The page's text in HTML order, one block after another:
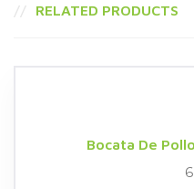
RELATED PRODUCTS
Bocata De